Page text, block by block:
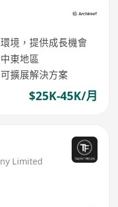
境，提供成長機會
東地區
擴展解決方案
$25K-45K/月
Limited